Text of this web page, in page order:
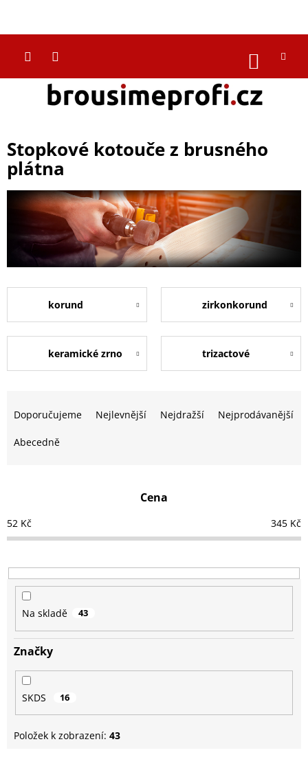
obsah
KOŠÍK
Stopkové kotouče z brusného
plátna
korund zirkonkorund
keramické zrno trizactové
e
o
d
k
t
Doporučujeme Nejlevnější Nejdražší Nejprodávanější
Abecedně
Cena
52 Kč 345 Kč
Na skladě 43
Značky
SKDS 16
Položek k zobrazení: 43